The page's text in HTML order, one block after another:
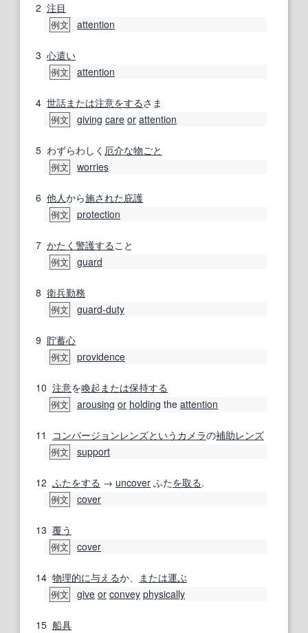
2 注目
例文 attention
3 心遣い
例文 attention
4 世話または注意をするさま
例文 giving care or attention
5 わずらわしく 厄介な物ごと
例文 worries
6 他人から施された庇護
例文 protection
7 かたく 警護すること
例文 guard
8 衛兵勤務
例文 guard-duty
9 貯蓄心
例文 providence
10 注意を喚起または保持する
例文 arousing or holding the attention
11 コンバージョンレンズという カメラの補助レンズ
例文 support
12 ふたをする → uncover ふたを取る.
例文 cover
13 覆う
例文 cover
14 物理的に与えるか、 または運ぶ
例文 give or convey physically
15 船具